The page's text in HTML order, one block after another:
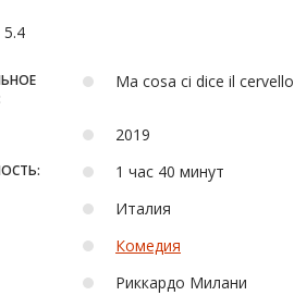
5.4
Ma cosa ci dice il cervello
2019
1 час 40 минут
Италия
Комедия
Риккардо Милани